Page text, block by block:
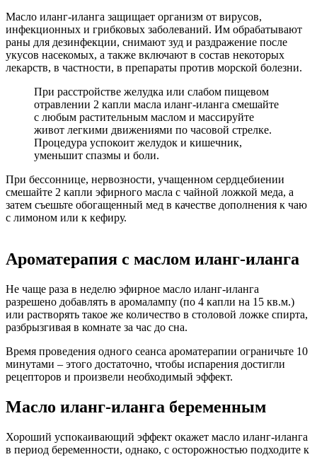
Масло иланг-иланга защищает организм от вирусов,
инфекционных и грибковых заболеваний. Им обрабатывают
раны для дезинфекции, снимают зуд и раздражение после
укусов насекомых, а также включают в состав некоторых
лекарств, в частности, в препараты против морской болезни.
При расстройстве желудка или слабом пищевом
отравлении 2 капли масла иланг-иланга смешайте
с любым растительным маслом и массируйте
живот легкими движениями по часовой стрелке.
Процедура успокоит желудок и кишечник,
уменьшит спазмы и боли.
При бессоннице, нервозности, учащенном сердцебиении
смешайте 2 капли эфирного масла с чайной ложкой меда, а
затем съешьте обогащенный мед в качестве дополнения к чаю
с лимоном или к кефиру.
Ароматерапия с маслом иланг-иланга
Не чаще раза в неделю эфирное масло иланг-иланга
разрешено добавлять в аромалампу (по 4 капли на 15 кв.м.)
или растворять такое же количество в столовой ложке спирта,
разбрызгивая в комнате за час до сна.
Время проведения одного сеанса ароматерапии ограничьте 10
минутами – этого достаточно, чтобы испарения достигли
рецепторов и произвели необходимый эффект.
Масло иланг-иланга беременным
Хороший успокаивающий эффект окажет масло иланг-иланга
в период беременности, однако, с осторожностью подходите к